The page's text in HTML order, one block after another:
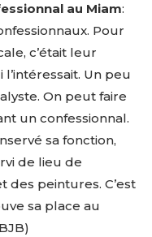
au Miam:
Pour
c’était leur
Un peu
On peut faire
un confessionnal.
sa fonction,
de lieu de
des peintures. C’est
sa place au